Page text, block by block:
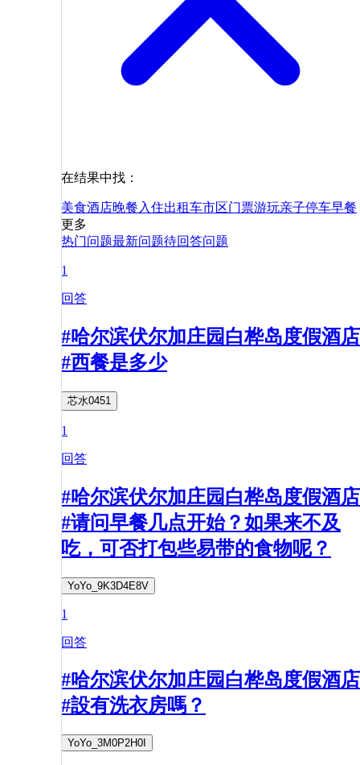
在结果中找：
美食酒店晚餐 入住出租车市区门票游玩亲子停车早餐
更多
热门问题最新问题待回答问题
1
回答
#哈尔滨伏尔加庄园白桦岛度假酒店
#西餐是多少
芯水0451
1
回答
#哈尔滨伏尔加庄园白桦岛度假酒店
#请问早餐几点开始？如果来不及
吃，可否打包些易带的食物呢？
YoYo_9K3D4E8V
1
回答
#哈尔滨伏尔加庄园白桦岛度假酒店
#設有洗衣房嗎？
YoYo_3M0P2H0I